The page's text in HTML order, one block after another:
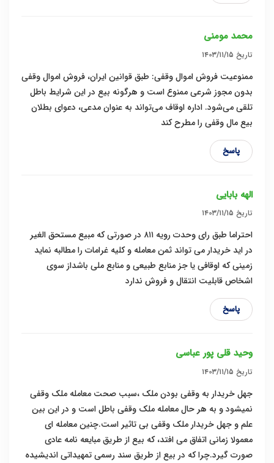
محمد مومنی
تاریخ ۱۴۰۳/۱۱/۱۵
ممنوعیت فروش اموال وقفی: طبق قوانین ایران، فروش اموال وقفی
بدون مجوز شرعی ممنوع است و هرگونه بیع در این شرایط باطل
تلقی می‌شود. اداره اوقاف می‌تواند به عنوان مدعی، دعوای بطلان
بیع مال وقفی را مطرح کند
پاسخ
الهه بابایی
تاریخ ۱۴۰۳/۱۱/۱۵
احتراما طبق رای وحدت رویه ۸۱۱ در صورتی که مبیع مستحق الغیر
در اید خریدار می تواند ثمن معامله و کلیه غرامات را مطالبه نماید
زمینی که اوقافی یا جز منابع طبیعی و منابع ملی باشداز سوی
اشخاص قابلیت انتقال و فروش ندارد
پاسخ
وحید قلی پور عباسی
تاریخ ۱۴۰۳/۱۱/۱۵
جهل خریدار به وقفی بودن ملک ،سبب صحت معامله ملک وقفی
نمیشود و به هر حال معامله ملک وقفی باطل است و در این بین
علم و جهل خریدار ملک وقفی بی تاثیر است.چنین معامله ای
معمولا زمانی اتفاق می افتد، که بیع از طریق مبایعه نامه عادی
صورت گیرد.چرا که در بیع از طریق سند رسمی تمهیداتی اندیشیده